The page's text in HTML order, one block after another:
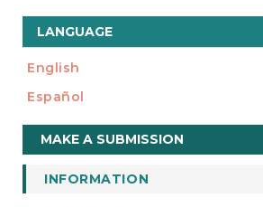
LANGUAGE
English
Español
Make
a
Submission
MAKE A SUBMISSION
INFORMATION